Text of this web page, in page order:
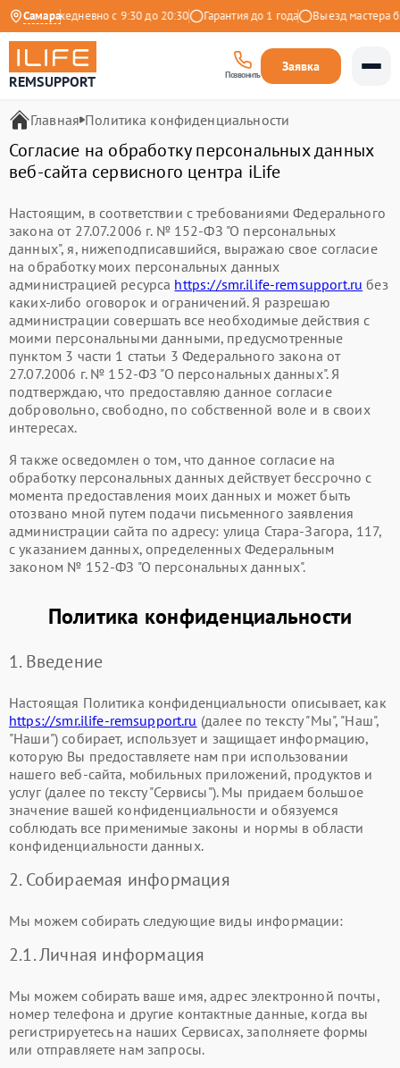
СамараЕжедневно с 9:30 до 20:30 Гарантия до 1 года Выезд мастера
REMSUPPORT Позвонить
Заявка
Главная Политика конфиденциальности
Согласие на обработку персональных данных
веб-сайта сервисного центра iLife
Настоящим, в соответствии с требованиями Федерального
закона от 27.07.2006 г. № 152-ФЗ "О персональных
данных", я, нижеподписавшийся, выражаю свое согласие
на обработку моих персональных данных
администрацией ресурса https://smr.ilife-remsupport.ru без
каких-либо оговорок и ограничений. Я разрешаю
администрации совершать все необходимые действия с
моими персональными данными, предусмотренные
пунктом 3 части 1 статьи 3 Федерального закона от
27.07.2006 г. № 152-ФЗ "О персональных данных". Я
подтверждаю, что предоставляю данное согласие
добровольно, свободно, по собственной воле и в своих
интересах.
Я также осведомлен о том, что данное согласие на
обработку персональных данных действует бессрочно с
момента предоставления моих данных и может быть
отозвано мной путем подачи письменного заявления
администрации сайта по адресу: улица Стара-Загора, 117,
с указанием данных, определенных Федеральным
законом № 152-ФЗ "О персональных данных".
Политика конфиденциальности
1. Введение
Настоящая Политика конфиденциальности описывает, как
https://smr.ilife-remsupport.ru (далее по тексту "Мы", "Наш",
"Наши") собирает, использует и защищает информацию,
которую Вы предоставляете нам при использовании
нашего веб-сайта, мобильных приложений, продуктов и
услуг (далее по тексту "Сервисы"). Мы придаем большое
значение вашей конфиденциальности и обязуемся
соблюдать все применимые законы и нормы в области
конфиденциальности данных.
2. Собираемая информация
Мы можем собирать следующие виды информации:
2.1. Личная информация
Мы можем собирать ваше имя, адрес электронной почты,
номер телефона и другие контактные данные, когда вы
регистрируетесь на наших Сервисах, заполняете формы
или отправляете нам запросы.